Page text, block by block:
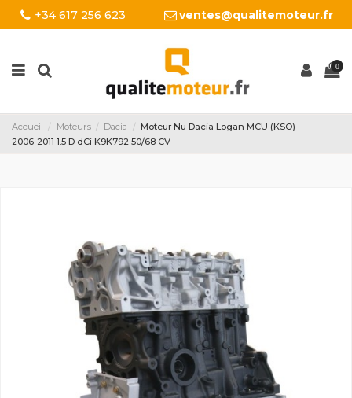
+34 617 256 623 ventes@qualitemoteur.fr
0
Accueil Moteurs Dacia
Moteur Nu Dacia Logan MCU (KSO)
2006-2011 1.5 D dCi K9K792 50/68 CV